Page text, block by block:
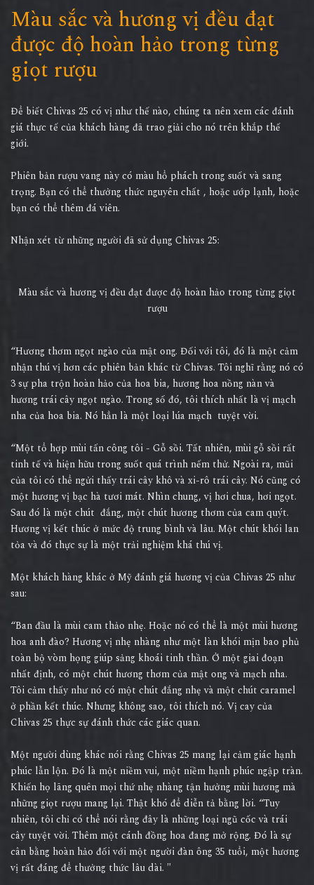
Màu sắc và hương vị đều đạt
được độ hoàn hảo trong từng
giọt rượu
Để biết Chivas 25 có vị như thế nào, chúng ta nên xem các đánh
giá thực tế của khách hàng đã trao giải cho nó trên khắp thế
giới.
Phiên bản rượu vang này có màu hổ phách trong suốt và sang
trọng. Bạn có thể thưởng thức nguyên chất , hoặc ướp lạnh, hoặc
bạn có thể thêm đá viên.
Nhận xét từ những người đã sử dụng Chivas 25:
Màu sắc và hương vị đều đạt được độ hoàn hảo trong từng giọt
rượu
“Hương thơm ngọt ngào của mật ong. Đối với tôi, đó là một cảm
nhận thú vị hơn các phiên bản khác từ Chivas. Tôi nghĩ rằng nó có
3 sự pha trộn hoàn hảo của hoa bia, hương hoa nồng nàn và
hương trái cây ngọt ngào. Trong số đó, tôi thích nhất là vị mạch
nha của hoa bia. Nó hẳn là một loại lúa mạch tuyệt vời.
“Một tổ hợp mùi tấn công tôi - Gỗ sồi. Tất nhiên, mùi gỗ sồi rất
tinh tế và hiện hữu trong suốt quá trình nếm thử. Ngoài ra, mũi
của tôi có thể ngửi thấy trái cây khô và xi-rô trái cây. Nó cũng có
một hương vị bạc hà tươi mát. Nhìn chung, vị hơi chua, hơi ngọt.
Sau đó là một chút đắng, một chút hương thơm của cam quýt.
Hương vị kết thúc ở mức độ trung bình và lâu. Một chút khói lan
tỏa và đó thực sự là một trải nghiệm khá thú vị.
Một khách hàng khác ở Mỹ đánh giá hương vị của Chivas 25 như
sau:
“Ban đầu là mùi cam thảo nhẹ. Hoặc nó có thể là một mùi hương
hoa anh đào? Hương vị nhẹ nhàng như một làn khói mịn bao phủ
toàn bộ vòm họng giúp sảng khoái tinh thần. Ở một giai đoạn
nhất định, có một chút hương thơm của mật ong và mạch nha.
Tôi cảm thấy như nó có một chút đắng nhẹ và một chút caramel
ở phần kết thúc. Nhưng không sao, tôi thích nó. Vị cay của
Chivas 25 thực sự đánh thức các giác quan.
Một người dùng khác nói rằng Chivas 25 mang lại cảm giác hạnh
phúc lẫn lộn. Đó là một niềm vui, một niềm hạnh phúc ngập tràn.
Khiến họ lãng quên mọi thứ nhẹ nhàng tận hưởng mùi hương mà
những giọt rượu mang lại. Thật khó để diễn tả bằng lời. “Tuy
nhiên, tôi chỉ có thể nói rằng đây là những loại ngũ cốc và trái
cây tuyệt vời. Thêm một cánh đồng hoa đang mở rộng. Đó là sự
cân bằng hoàn hảo đối với một người đàn ông 35 tuổi, một hương
vị rất đáng để thưởng thức lâu dài. "